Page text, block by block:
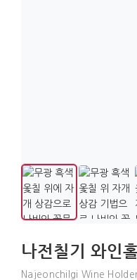
나전칠기 와인
Najeonchilgi Wine